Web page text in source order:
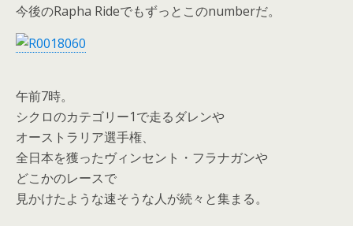
今後のRapha Rideでもずっとこのnumberだ。
午前7時。
シクロのカテゴリー1で走るダレンや
オーストラリア選手権、
全日本を獲ったヴィンセント・フラナガンや
どこかのレースで
見かけたような速そうな人が続々と集まる。